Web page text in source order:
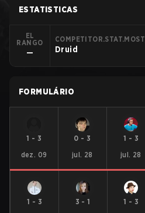
ESTATISTICAS
EL
RANGO
— Druid
FORMULÁRIO
1 - 3
dez. 09
0 - 3
jul. 28
1 - 3
jul. 28
1 - 3
3 -1
1 - 3